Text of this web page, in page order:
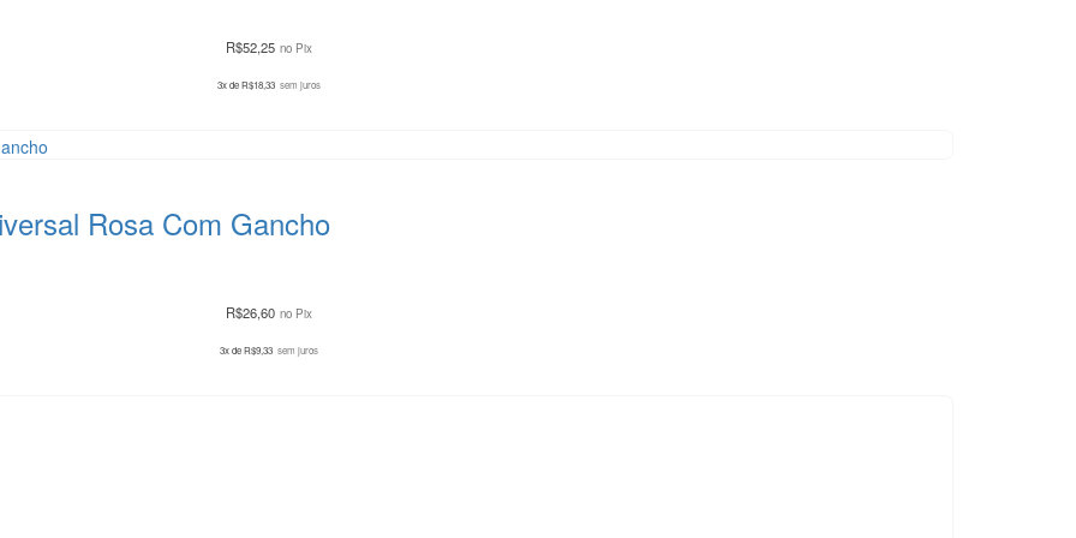
R$52,25 no Pix
3x deR$18,33 sem juros
Rosa Com Gancho
R$26,60 no Pix
3x deR$9,33 sem juros